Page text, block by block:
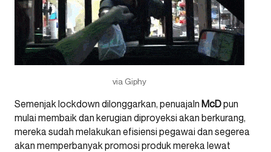
via Giphy
Semenjak lockdown dilonggarkan, penuajaln McDpun
mulai membaik dan kerugian diproyeksi akan berkurang,
mereka sudah melakukan efisiensi pegawai dan segerea
akan memperbanyak promosi produk mereka lewat